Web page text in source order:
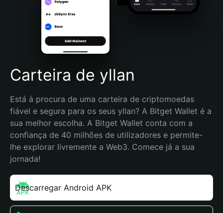
Português (Brasil)
Español (Argentina)
Carteira de yllan
Está à procura de uma carteira de criptomoedas
fiável e segura para os seus yllan? A Bitget Wallet é a
sua melhor escolha. A Bitget Wallet conta com a
confiança de 40 milhões de utilizadores e permite-
lhe explorar livremente a Web3. Comece já a sua
jornada!
Descarregar Android APK